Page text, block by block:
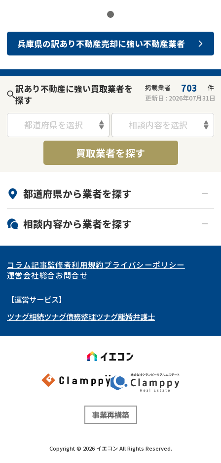
兵庫県の訳あり不動産売却に強い不動産業者
訳あり不動産に強い買取業者を
探す
掲載業者 703
件
更新日 : 2026年07月31日
都道府県を選択 相談内容を選択
買取業者を探す
都道府県から業者を探す
北海道・東北
北海道 青森県
岩手県 宮城県
秋田県
福島県
関東
東京都 神奈川県
埼玉県
茨城県 群馬県
東海
愛知県
岐阜県 山梨県
関西
大阪府 京都府
奈良県
和歌山県
北陸・甲信越
石川県
富山県
岡山県
徳島県
愛媛県
九州・沖縄
熊本県
宮崎県
相談内容から業者を探す
再建築不可
底地
ゴミ屋敷
リースバック
コラム記事監修者利用規約プライバシーポリシー
運営会社総合お問合せ
【運営サービス】
ツナグ相続ツナグ債務整理ツナグ離婚弁護士
事業再構築
Copyright © 2026 イエコンAll Rights Reserved.